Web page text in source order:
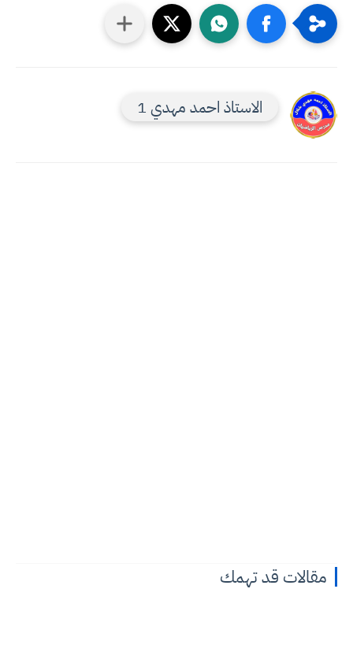
الاستاذ احمد مهدي 1
مقالات قد تهمك